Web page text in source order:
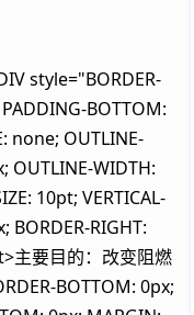
style="BORDER-
BOTTOM:
none; OUTLINE-
OUTLINE-WIDTH:
10pt; VERTICAL-
BORDER-RIGHT:
主要目的：改变阻燃
BOTTOM: 0px;